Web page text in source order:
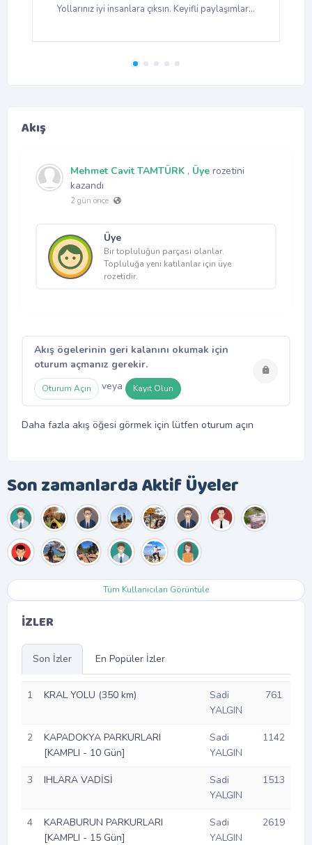
Yollarınız iyi insanlara çıksın. Keyifli paylaşımlar…
Akış
Mehmet Cavit TAMTÜRK , Üye rozetini
kazandı
2 gün önce
Üye
Bir topluluğun parçası olanlar.
Topluluğa yeni katılanlar için üye
rozetidir.
Akış ögelerinin geri kalanını okumak için
oturum açmanız gerekir.
Oturum Açın veya Kayıt Olun
Daha fazla akış öğesi görmek için lütfen oturum açın
Son zamanlarda Aktif Üyeler
Tüm Kullanıcıları Görüntüle
İZLER
Son İzler En Popüler İzler
1 KRAL YOLU (350 km)
Sadi
YALGIN
761
2
KAPADOKYA PARKURLARI
[KAMPLI - 10 Gün]
Sadi
YALGIN
1142
3 IHLARA VADİSİ
Sadi
YALGIN
1513
4
KARABURUN PARKURLARI
[KAMPLI - 15 Gün]
Sadi
YALGIN
2619